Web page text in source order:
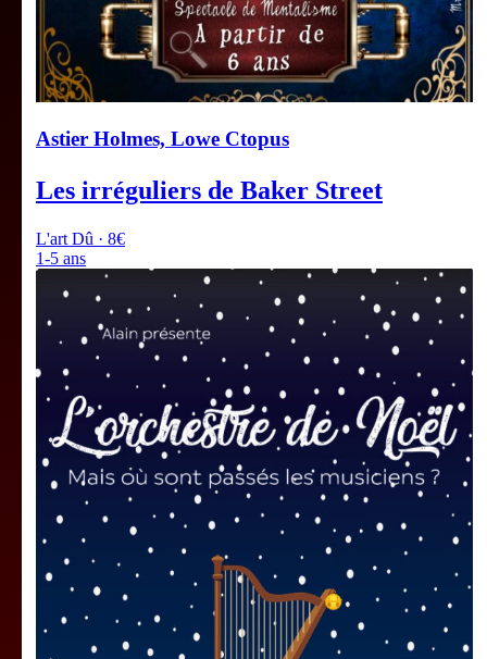
Astier Holmes, Lowe Ctopus
Les irréguliers de Baker Street
L'art Dû · 8€
1-5 ans